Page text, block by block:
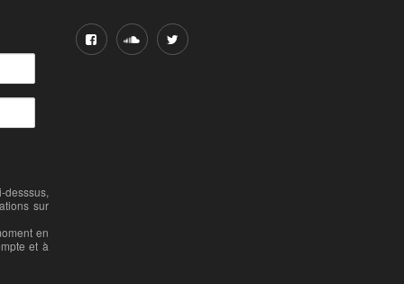
sur
en
et à